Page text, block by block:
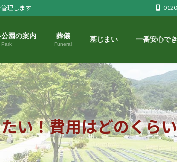
理します
園の案内
Park
葬儀
Funeral
墓じまい 一番安心で
い！費用はどのくら